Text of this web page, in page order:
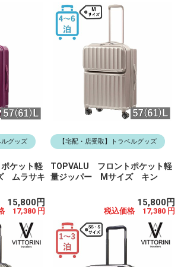
ルグッズ
ケット軽
ムラサキ
15,800円
17,380 円
【宅配・店受取】トラベルグッズ
TOPVALU フロントポケット軽
量ジッパー Mサイズ キン
15,800円
税込価格 17,380 円